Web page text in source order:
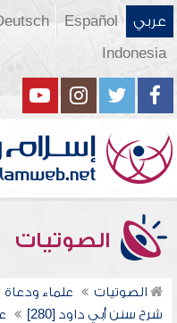
عربي Español
Indonesia
الصوتيات
الصوتيات علماء ودعاة
شرح سنن أبي داود [280]